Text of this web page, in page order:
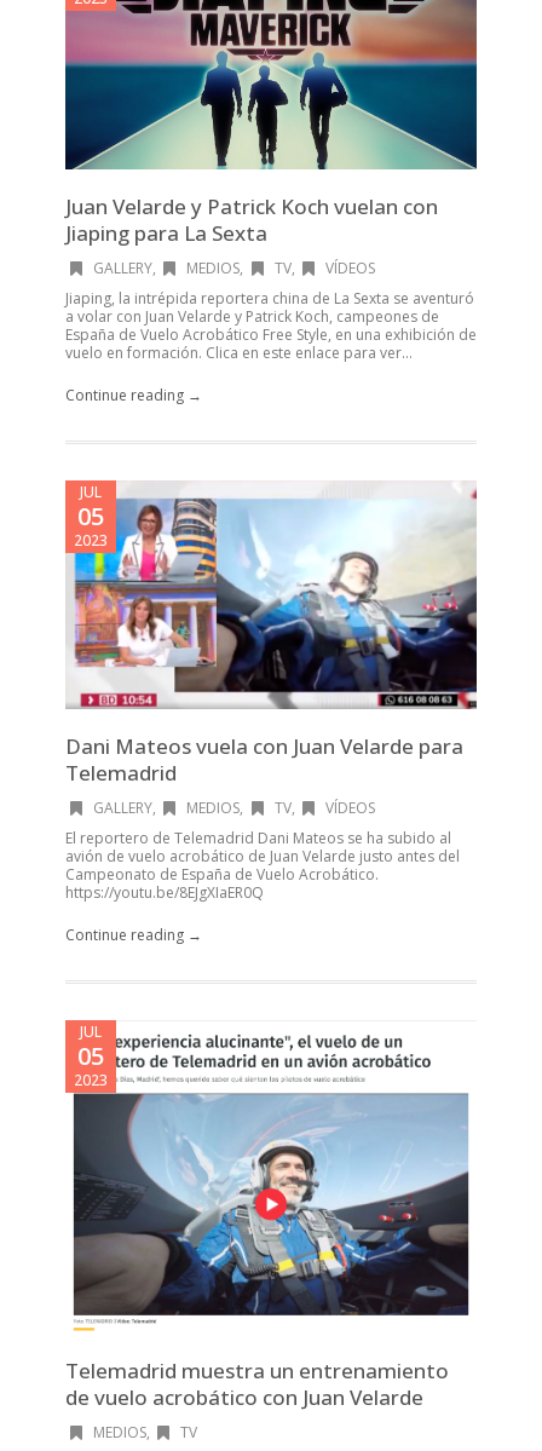
Juan Velarde y Patrick Koch vuelan con
Jiaping para La Sexta
GALLERY, MEDIOS, TV,
VÍDEOS
Jiaping, la intrépida reportera china de La Sexta se aventuró
a volar con Juan Velarde y Patrick Koch, campeones de
España de Vuelo Acrobático Free Style, en una exhibición de
vuelo en formación. Clica en este enlace para ver...
Continue reading →
JUL
05
2023
Dani Mateos vuela con Juan Velarde para
Telemadrid
GALLERY, MEDIOS, TV,
VÍDEOS
El reportero de Telemadrid Dani Mateos se ha subido al
avión de vuelo acrobático de Juan Velarde justo antes del
Campeonato de España de Vuelo Acrobático.
https://youtu.be/8EJgXIaER0Q
Continue reading →
JUL
05
2023
Telemadrid muestra un entrenamiento
de vuelo acrobático con Juan Velarde
MEDIOS,
TV